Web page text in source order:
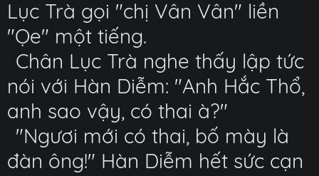
Lục Trà gọi "chị Vân Vân" liền
"Ọe" một tiếng.
Chân Lục Trà nghe thấy lập tức
nói với Hàn Diễm: "Anh Hắc Thổ,
anh sao vậy, có thai à?"
"Ngươi mới có thai, bố mày là
đàn ông!" Hàn Diễm hết sức cạn